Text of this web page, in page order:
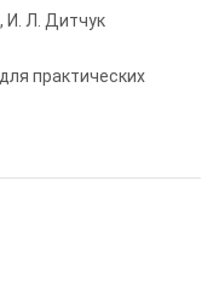
И. Л. Дитчук
практических